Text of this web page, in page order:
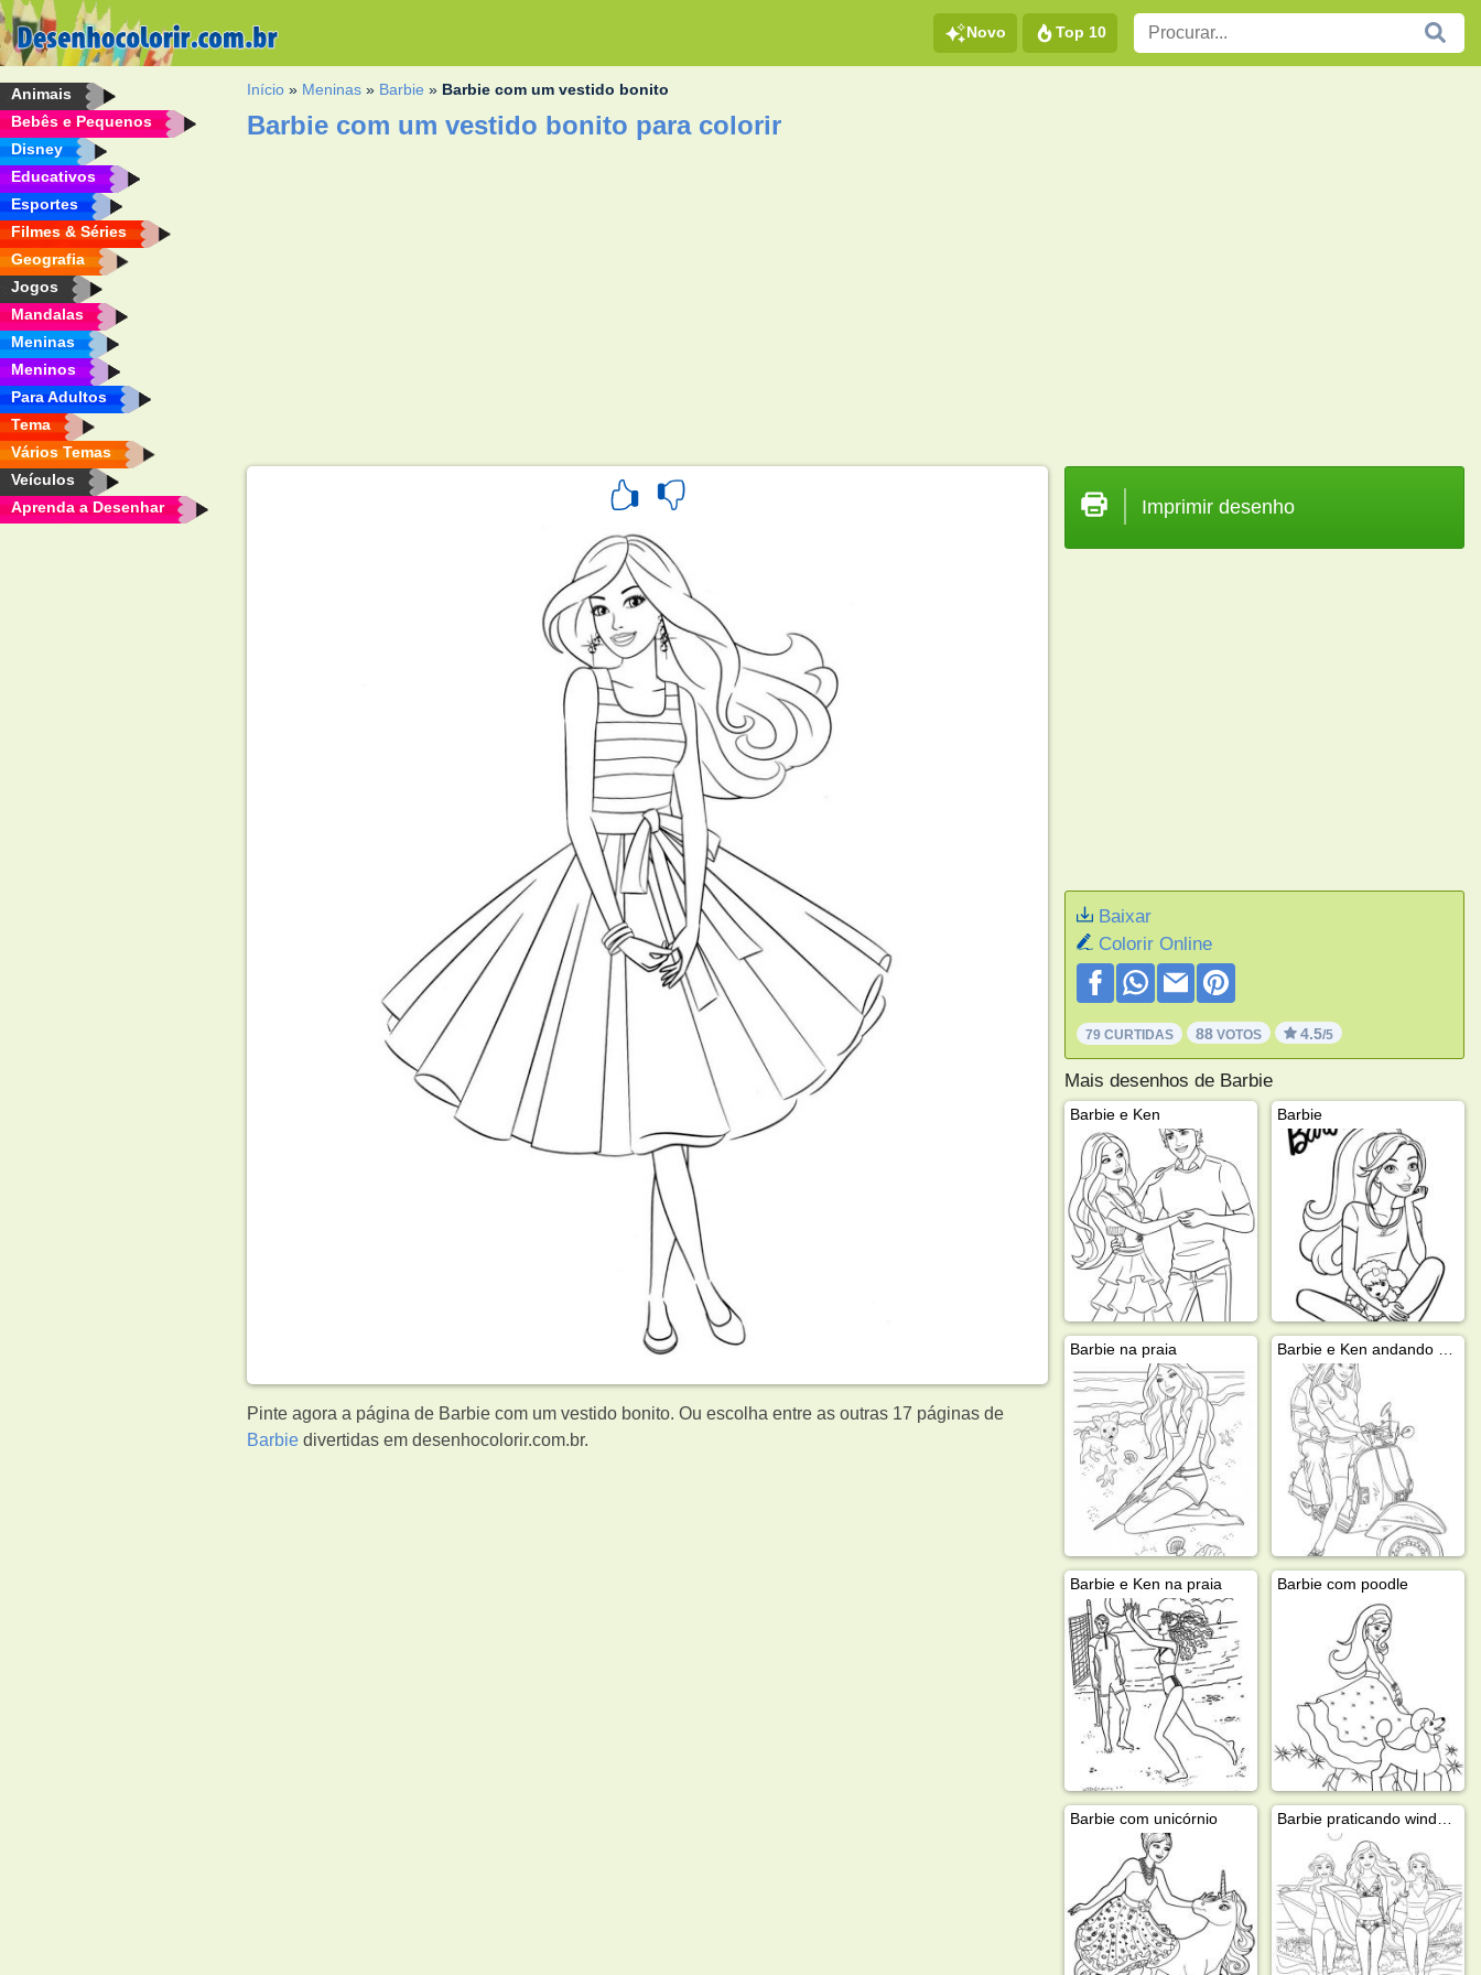
Novo Top 10
Animais
Bebês e Pequenos
Disney
Educativos
Esportes
Filmes & Séries
Geografia
Jogos
Mandalas
Meninas
Meninos
Para Adultos
Tema
Vários Temas
Veículos
Aprenda a Desenhar
Início » Meninas » Barbie » Barbie com um vestido bonito
Barbie com um vestido bonito para colorir
Pinte agora a página de Barbie com um vestido bonito. Ou escolha entre as outras 17 páginas de
Barbie divertidas em desenhocolorir.com.br.
Imprimir desenho
Baixar
Colorir Online
79 CURTIDAS 88VOTOS 4.5/5
Mais desenhos de Barbie
Barbie e Ken Barbie
Barbie na praia
Barbie e Ken na praia Barbie com poodle
Barbie com unicórnio